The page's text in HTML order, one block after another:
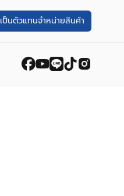
เป็นตัวแทนจำหน่ายสินค้า